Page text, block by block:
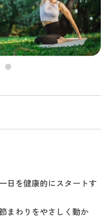
日を健康的にスタートす
まわりをやさしく動か